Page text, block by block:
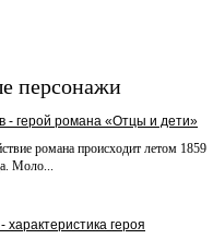
персонажи
- герой романа «Отцы и дети»
романа происходит летом 1859
Моло...
характеристика героя